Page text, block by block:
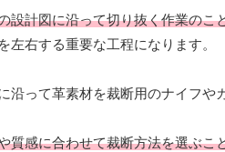
設計図に沿って切り抜く作業のこ
右する重要な工程になります。
沿って革素材を裁断用のナイフや
質感に合わせて裁断方法を選ぶこ